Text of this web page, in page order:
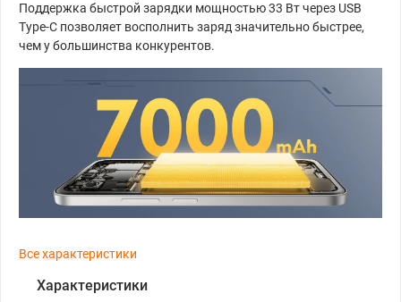
Поддержка быстрой зарядки мощностью 33 Вт через USB
Type-C позволяет восполнить заряд значительно быстрее,
чем у большинства конкурентов.
Все характеристики
Характеристики